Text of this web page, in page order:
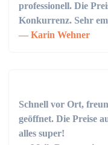
professionell. Die
Konkurrenz. Sehr
Karin Wehner
Schnell vor Ort,
geöffnet. Die Preise
alles super!